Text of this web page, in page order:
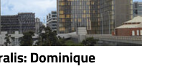
Dominique